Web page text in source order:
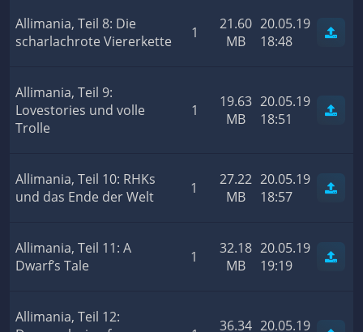
Allimania, Teil 8: Die
scharlachrote Viererkette
1
21.60
MB
20.05.19
18:48
Allimania, Teil 9:
Lovestories und volle
Trolle
1
19.63
MB
20.05.19
18:51
Allimania, Teil 10: RHKs
und das Ende der Welt
1
27.22
MB
20.05.19
18:57
Allimania, Teil 11: A
Dwarf’s Tale
1
32.18
MB
20.05.19
19:19
Allimania, Teil 12:
36.34 20.05.19